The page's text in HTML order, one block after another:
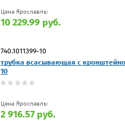
Цена Ярославль:
10 229.99 руб.
740.1011399-10
трубка всасывающая с
10
Цена Ярославль:
2 916.57 руб.